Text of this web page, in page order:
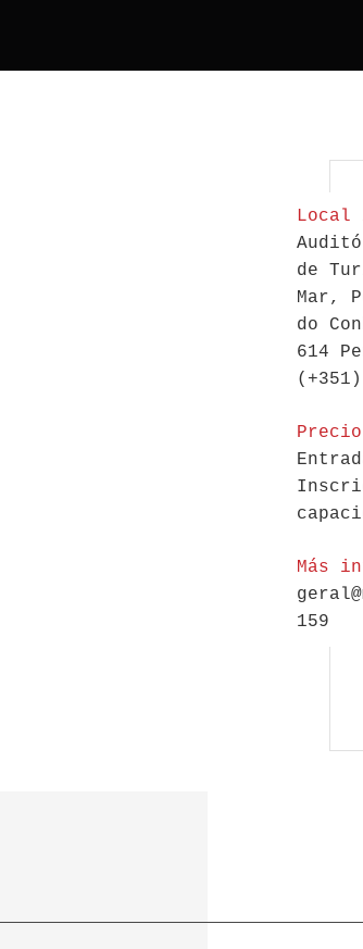
Local
de
Mar,
do
614
Precio
Más
159